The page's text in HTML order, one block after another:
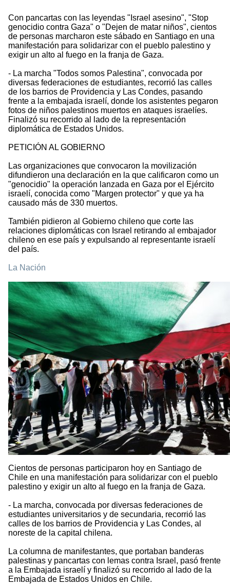
Con pancartas con las leyendas "Israel asesino", "Stop
genocidio contra Gaza" o "Dejen de matar niños", cientos
de personas marcharon este sábado en Santiago en una
manifestación para solidarizar con el pueblo palestino y
exigir un alto al fuego en la franja de Gaza.
- La marcha "Todos somos Palestina", convocada por
diversas federaciones de estudiantes, recorrió las calles
de los barrios de Providencia y Las Condes, pasando
frente a la embajada israelí, donde los asistentes pegaron
fotos de niños palestinos muertos en ataques israelíes.
Finalizó su recorrido al lado de la representación
diplomática de Estados Unidos.
PETICIÓN AL GOBIERNO
Las organizaciones que convocaron la movilización
difundieron una declaración en la que calificaron como un
"genocidio" la operación lanzada en Gaza por el Ejército
israelí, conocida como "Margen protector" y que ya ha
causado más de 330 muertos.
También pidieron al Gobierno chileno que corte las
relaciones diplomáticas con Israel retirando al embajador
chileno en ese país y expulsando al representante israelí
del país.
La Nación
Cientos de personas participaron hoy en Santiago de
Chile en una manifestación para solidarizar con el pueblo
palestino y exigir un alto al fuego en la franja de Gaza.
- La marcha, convocada por diversas federaciones de
estudiantes universitarios y de secundaria, recorrió las
calles de los barrios de Providencia y Las Condes, al
noreste de la capital chilena.
La columna de manifestantes, que portaban banderas
palestinas y pancartas con lemas contra Israel, pasó frente
a la Embajada israelí y finalizó su recorrido al lado de la
Embajada de Estados Unidos en Chile.